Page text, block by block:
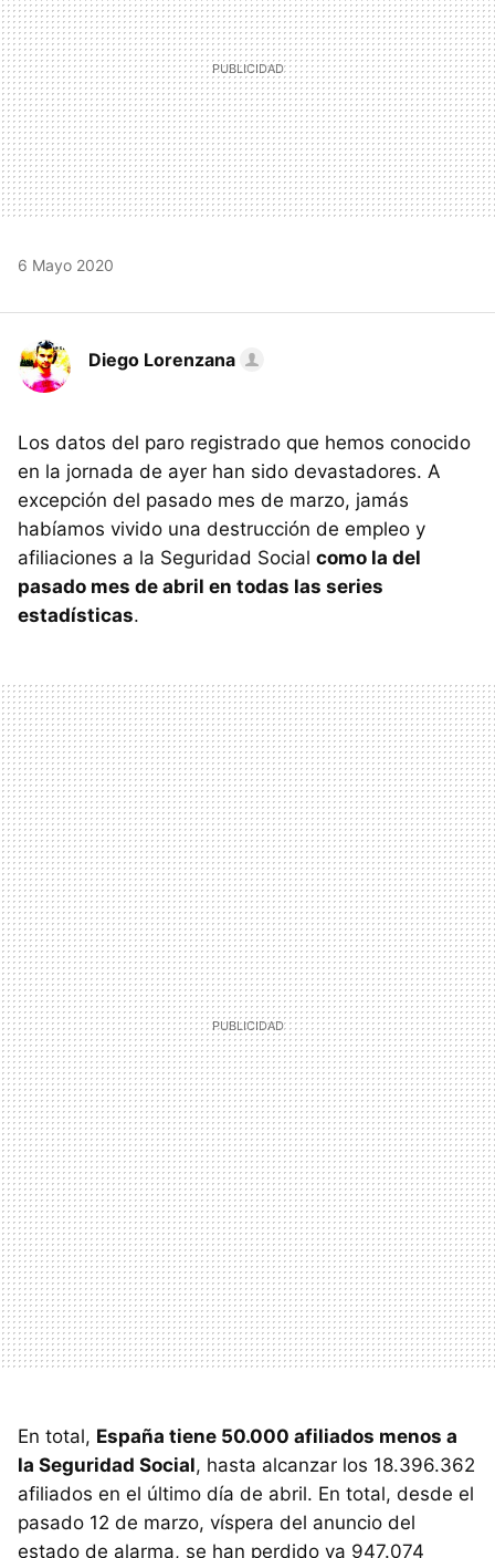
6 Mayo 2020
Diego Lorenzana
Los datos del paro registrado que hemos conocido
en la jornada de ayer han sido devastadores. A
excepción del pasado mes de marzo, jamás
habíamos vivido una destrucción de empleo y
afiliaciones a la Seguridad Social como la del
pasado mes de abril en todas las series
estadísticas.
En total, España tiene 50.000 afiliados menos a
la Seguridad Social, hasta alcanzar los 18.396.362
afiliados en el último día de abril. En total, desde el
pasado 12 de marzo, víspera del anuncio del
estado de alarma, se han perdido ya 947.074